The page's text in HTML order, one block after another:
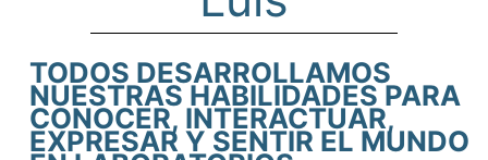
TODOS DESARROLLAMOS
NUESTRAS HABILIDADES PARA
CONOCER, INTERACTUAR,
EXPRESAR Y SENTIR EL MUNDO